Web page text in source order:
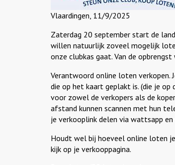
Vlaardingen, 11/9/2025
Zaterdag 20 september start de
willen natuurlijk zoveel mogelijk
onze clubkas gaat. Van de
Verantwoord online loten verkopen.
die op het kaart geplakt is. (die je
voor zowel de verkopers als de
afstand kunnen scannen met hun
je verkooplink delen via wattsapp en
Houdt wel bij hoeveel online loten
kijk op je verkooppagina.